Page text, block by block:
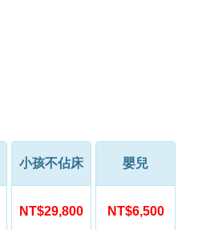
小孩不佔床
NT$29,800
嬰兒
NT$6,500